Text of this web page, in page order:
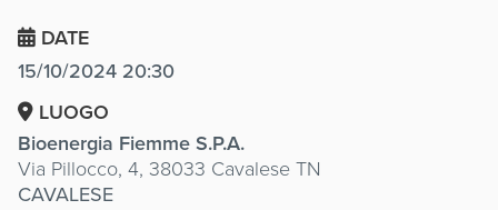
DATE
15/10/2024 20:30
LUOGO
Bioenergia Fiemme S.P.A.
Via Pillocco, 4, 38033 Cavalese TN
CAVALESE